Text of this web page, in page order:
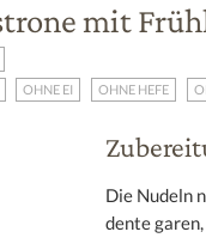
mit
OHNE EI OHNE HEFE
Die Nudeln
dente